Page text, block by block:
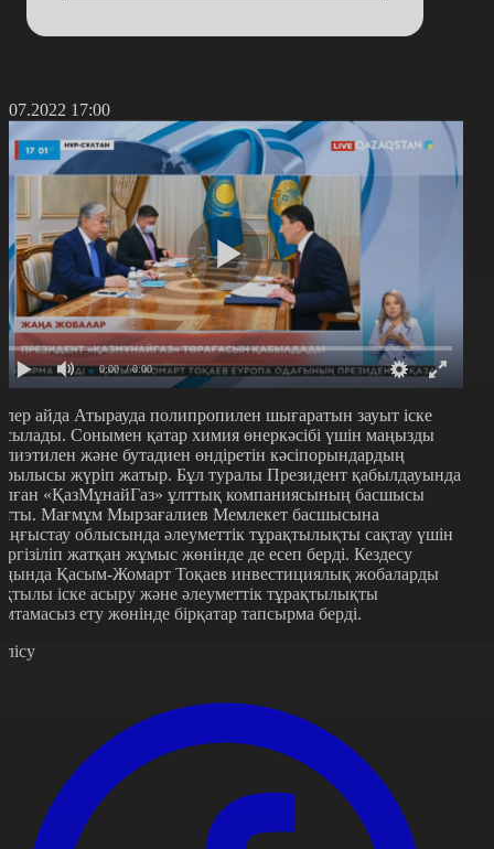
17:00
0:00 / 0:00
айда Атырауда полипропилен шығаратын зауыт іске
Сонымен қатар химия өнеркәсібі үшін маңызды
және бутадиен өндіретін кәсіпорындардың
жүріп жатыр. Бұл туралы Президент қабылдауында
«ҚазМұнайГаз» ұлттық компаниясының басшысы
Мағмұм Мырзағалиев Мемлекет басшысына
облысында әлеуметтік тұрақтылықты сақтау үшін
жатқан жұмыс жөнінде де есеп берді. Кездесу
Қасым-Жомарт Тоқаев инвестициялық жобаларды
іске асыру және әлеуметтік тұрақтылықты
ету жөнінде бірқатар тапсырма берді.